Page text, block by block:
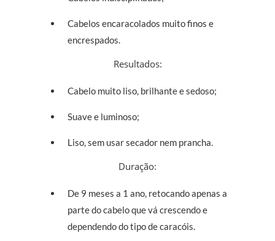
Cabelos encaracolados muito finos e
encrespados.
Resultados:
Cabelo muito liso, brilhante e sedoso;
Suave e luminoso;
Liso, sem usar secador nem prancha.
Duração:
De 9 meses a 1 ano, retocando apenas a
parte do cabelo que vá crescendo e
dependendo do tipo de caracóis.